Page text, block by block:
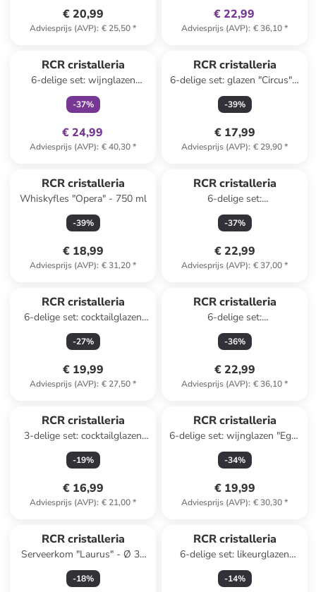
€ 20,99
Adviesprijs (AVP): € 25,50*
€ 22,99
Adviesprijs (AVP): € 36,10*
RCR cristalleria
6-delige set: wijnglazen
"Timeless" - 650 ml
-37%
€ 24,99
Adviesprijs (AVP): € 40,30*
RCR cristalleria
6-delige set: glazen "Circus" -
430 ml
-39%
€ 17,99
Adviesprijs (AVP): € 29,90*
RCR cristalleria
Whiskyfles "Opera" - 750 ml
-39%
€ 18,99
Adviesprijs (AVP): € 31,20*
RCR cristalleria
6-delige set:
champagneglazen "Brillante" -
190 ml
-37%
€ 22,99
Adviesprijs (AVP): € 37,00*
RCR cristalleria
6-delige set: cocktailglazen
"Melodia" - 160 ml
-27%
€ 19,99
Adviesprijs (AVP): € 27,50*
RCR cristalleria
6-delige set:
champagneglazen "Timeless" -
210 ml
-36%
€ 22,99
Adviesprijs (AVP): € 36,10*
RCR cristalleria
3-delige set: cocktailglazen
"Cirus"
-19%
€ 16,99
Adviesprijs (AVP): € 21,00*
RCR cristalleria
6-delige set: wijnglazen "Ego"
- 500 ml
-34%
€ 19,99
Adviesprijs (AVP): € 30,30*
RCR cristalleria
Serveerkom "Laurus" - Ø 33
cm
-18%
RCR cristalleria
6-delige set: likeurglazen
"Timeless" - 80 ml
-14%